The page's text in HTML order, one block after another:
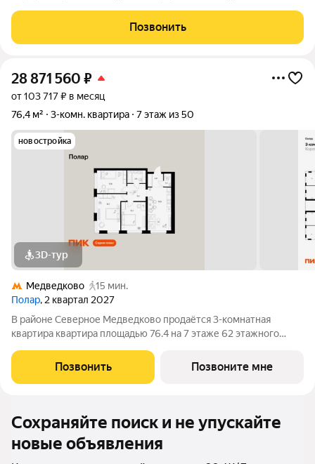
растут. Квартира полностью готова к заезду всё остается
новому владельцу. Сделан
Позвонить
28 871 560 ₽
от 103 717 ₽ в месяц
76,4 м²
3-комн. квартира 7 этаж из 50
новостройка
3D-тур
Медведково
15 мин.
Полар, 2 квартал 2027
В районе Северное Медведково продаётся 3-комнатная
квартира квартира площадью 76.4 на 7 этаже 62 этажного
расположение 17 минут пешком до станции метро
«Медведково». 8 минут на автомобиле до
Позвонить Позвоните мне
Сохраняйте поиск и не упускайте
новые объявления